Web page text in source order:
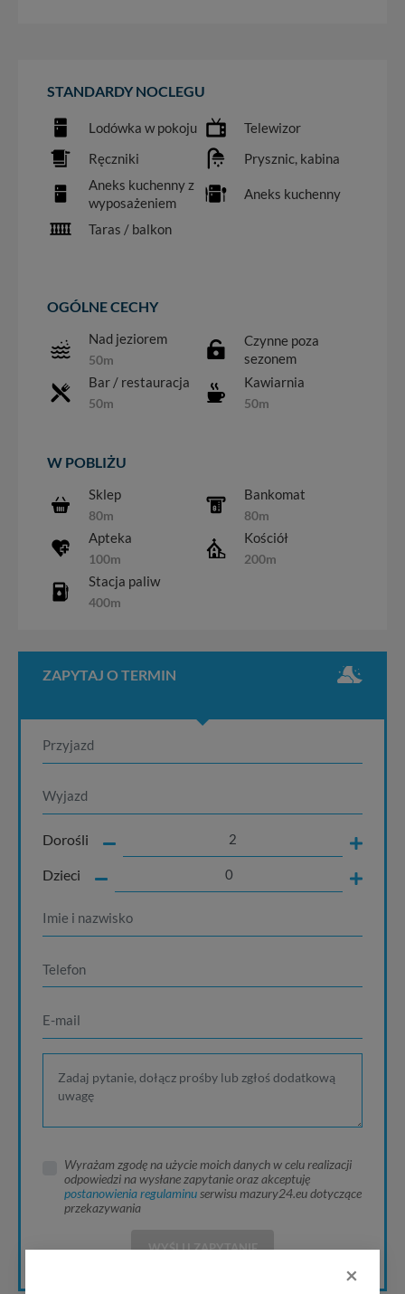
STANDARDY NOCLEGU
Lodówka w pokoju
Telewizor
Ręczniki
Prysznic, kabina
Aneks kuchenny z
wyposażeniem
Aneks kuchenny
Taras / balkon
OGÓLNE CECHY
Nad jeziorem
50m
Czynne poza
sezonem
Bar / restauracja
50m
Kawiarnia
50m
W POBLIŻU
Sklep
80m
Bankomat
80m
Apteka
100m
Kościół
200m
Stacja paliw
400m
ZAPYTAJ O TERMIN
Dorośli
Dzieci
Wyrażam zgodę na użycie moich danych w celu realizacji
odpowiedzi na wysłane zapytanie oraz akceptuję
postanowienia regulaminuserwisu mazury24.eu dotyczące
przekazywania
WYŚLIJ ZAPYTANIE
×